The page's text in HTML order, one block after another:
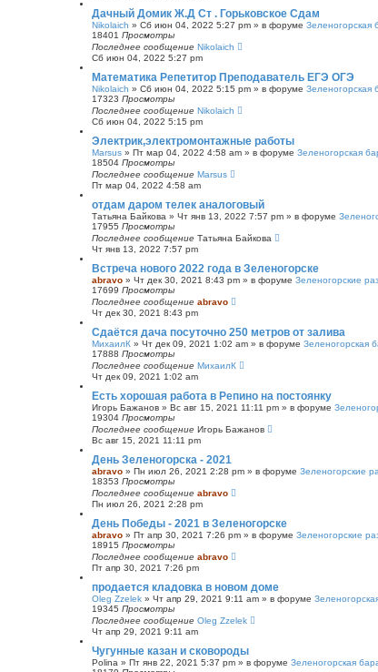
Дачный Домик Ж.Д Ст . Горьковское Сдам
Nikolaich » Сб июн 04, 2022 5:27 pm » в форуме Зеленогорская
18401 Просмотры
Последнее сообщение Nikolaich
Сб июн 04, 2022 5:27 pm
Математика Репетитор Преподаватель ЕГЭ ОГЭ
Nikolaich » Сб июн 04, 2022 5:15 pm » в форуме Зеленогорская
17323 Просмотры
Последнее сообщение Nikolaich
Сб июн 04, 2022 5:15 pm
Электрик,электромонтажные работы
Marsus » Пт мар 04, 2022 4:58 am » в форуме Зеленогорская
18504 Просмотры
Последнее сообщение Marsus
Пт мар 04, 2022 4:58 am
отдам даром телек аналоговый
Татьяна Байкова » Чт янв 13, 2022 7:57 pm » в форуме
17955 Просмотры
Последнее сообщение Татьяна Байкова
Чт янв 13, 2022 7:57 pm
Встреча нового 2022 года в Зеленогорске
abravo » Чт дек 30, 2021 8:43 pm » в форуме Зеленогорские
17699 Просмотры
Последнее сообщение abravo
Чт дек 30, 2021 8:43 pm
Сдаётся дача посуточно 250 метров от залива
МихаилК » Чт дек 09, 2021 1:02 am » в форуме Зеленогорская
17888 Просмотры
Последнее сообщение МихаилК
Чт дек 09, 2021 1:02 am
Есть хорошая работа в Репино на постоянку
Игорь Бажанов » Вс авг 15, 2021 11:11 pm » в форуме
19304 Просмотры
Последнее сообщение Игорь Бажанов
Вс авг 15, 2021 11:11 pm
День Зеленогорска - 2021
abravo » Пн июл 26, 2021 2:28 pm » в форуме Зеленогорские
18353 Просмотры
Последнее сообщение abravo
Пн июл 26, 2021 2:28 pm
День Победы - 2021 в Зеленогорске
abravo » Пт апр 30, 2021 7:26 pm » в форуме Зеленогорские
18915 Просмотры
Последнее сообщение abravo
Пт апр 30, 2021 7:26 pm
продается кладовка в новом доме
Oleg Zzelek » Чт апр 29, 2021 9:11 am » в форуме
19345 Просмотры
Последнее сообщение Oleg Zzelek
Чт апр 29, 2021 9:11 am
Чугунные казан и сковороды
Polina » Пт янв 22, 2021 5:37 pm » в форуме Зеленогорская